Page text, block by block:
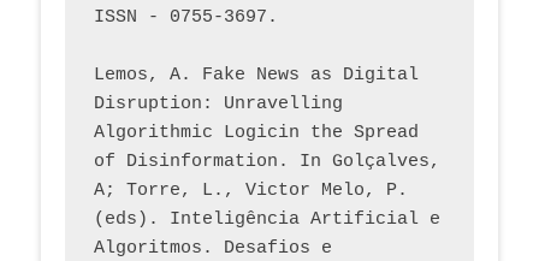
ISSN - 0755-3697.
Lemos, A. Fake News as Digital
Disruption: Unravelling
Algorithmic Logicin the Spread
of Disinformation. In Golçalves,
A; Torre, L., Victor Melo, P.
(eds). Inteligência Artificial e
Algoritmos. Desafios e